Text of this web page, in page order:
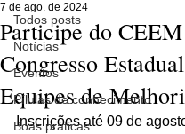
Todos posts
Notícias
Eventos
Pílulas de conhecimento
Boas práticas
Participe do
Congresso
Equipes de
7 de ago. de 2024
Inscrições até 09 de